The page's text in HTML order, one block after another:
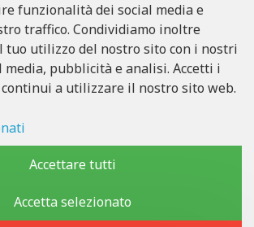
DELLA COMPAGNIA
SIA
LV40103717618
- 2026, lukons.com, Tutti i diritti riservati
funzionalità dei social media e
traffico. Condividiamo inoltre
tuo utilizzo del nostro sito con i nostri
pubblicità e analisi. Accetti i
a utilizzare il nostro sito web.
annunci
Accettare tutti
Accetta selezionato